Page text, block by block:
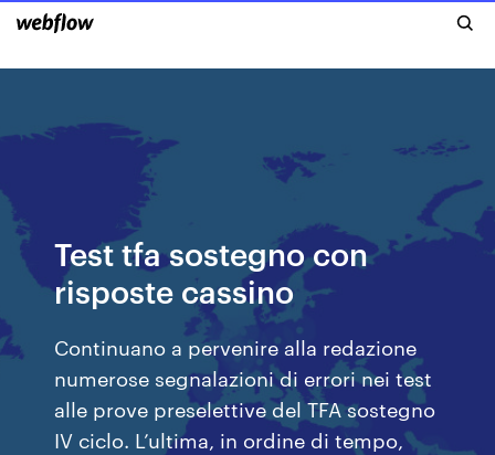
Test tfa sostegno con
risposte cassino
Continuano a pervenire alla redazione
numerose segnalazioni di errori nei test
alle prove preselettive del TFA sostegno
IV ciclo. L’ultima, in ordine di tempo,